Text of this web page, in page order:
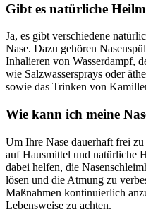
Gibt es natürliche
Ja, es gibt verschiedene
Nase. Dazu gehören
Inhalieren von Wasserdampf,
wie Salzwassersprays oder
sowie das Trinken von
Wie kann ich meine
Um Ihre Nase dauerhaft frei
auf Hausmittel und natürliche
dabei helfen, die
lösen und die Atmung zu
Maßnahmen kontinuierlich
Lebensweise zu achten.